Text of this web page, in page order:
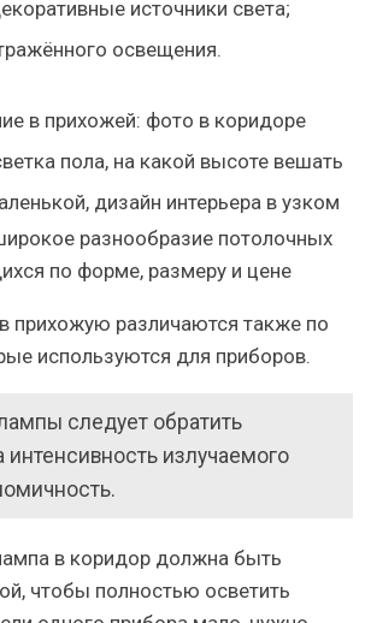
источники света;
освещения.
разнообразие потолочных
по форме, размеру и цене
прихожую различаются также по
используются для приборов.
следует обратить
интенсивность излучаемого
в коридор должна быть
чтобы полностью осветить